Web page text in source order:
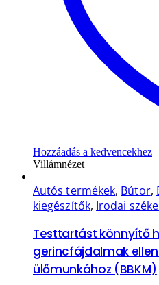
Hozzáadás a kedvencekhez
Villámnézet
Autós termékek, Bútor,
kiegészítők, Irodai
Testtartást könnyítő
gerincfájdalmak ellen
ülőmunkához (BBKM)